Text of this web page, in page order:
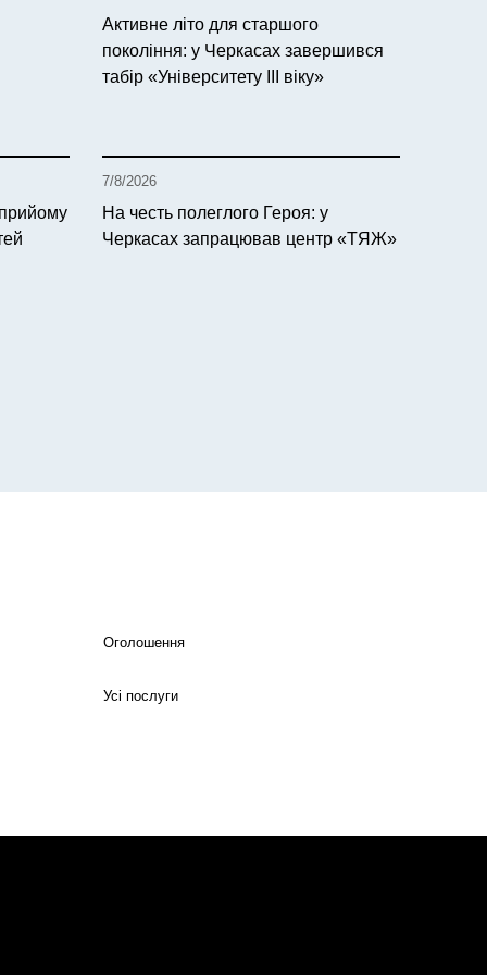
Активне літо для старшого
покоління: у Черкасах завершився
табір «Університету ІІІ віку»
7/8/2026
На честь полеглого Героя: у
Черкасах запрацював центр «ТЯЖ»
Оголошення
Усі послуги